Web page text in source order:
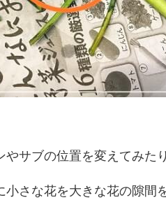
サブの位置を変えてみた
さな花を大きな花の隙間